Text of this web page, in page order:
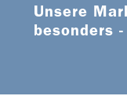
Unsere
besonders